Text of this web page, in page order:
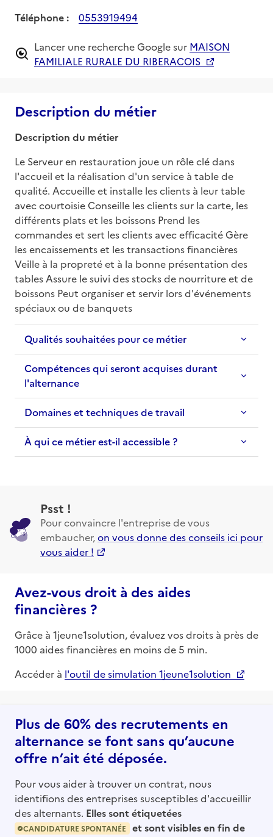
Téléphone :
0553919494
Lancer une recherche Google sur MAISON
FAMILIALE RURALE DU RIBERACOIS
Description du métier
Description du métier
Le Serveur en restauration joue un rôle clé dans
l'accueil et la réalisation d'un service à table de
qualité. Accueille et installe les clients à leur table
avec courtoisie Conseille les clients sur la carte, les
différents plats et les boissons Prend les
commandes et sert les clients avec efficacité Gère
les encaissements et les transactions financières
Veille à la propreté et à la bonne présentation des
tables Assure le suivi des stocks de nourriture et de
boissons Peut organiser et servir lors d'événements
spéciaux ou de banquets
Qualités souhaitées pour ce métier
Compétences qui seront acquises durant
l'alternance
Domaines et techniques de travail
À qui ce métier est-il accessible ?
Psst !
Pour convaincre l'entreprise de vous
embaucher,on vous donne des conseils ici pour
vous aider !
Avez-vous droit à des aides
financières ?
Grâce à 1jeune1solution, évaluez vos droits à près de
1000 aides financières en moins de 5 min.
Accéder à l'outil de simulation 1jeune1solution
Plus de 60% des recrutements en
alternance se font sans qu’aucune
offre n’ait été déposée.
Pour vous aider à trouver un contrat, nous
identifions des entreprises susceptibles d'accueillir
des alternants. Elles sont étiquetées
CANDIDATURE SPONTANÉE
et sont visibles en fin de